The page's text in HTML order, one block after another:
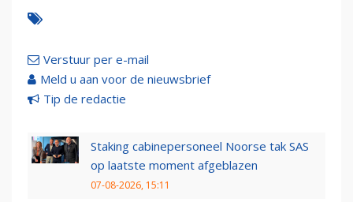
Verstuur per e-mail
Meld u aan voor de nieuwsbrief
Tip de redactie
Staking cabinepersoneel Noorse tak SAS
op laatste moment afgeblazen
07-08-2026, 15:11